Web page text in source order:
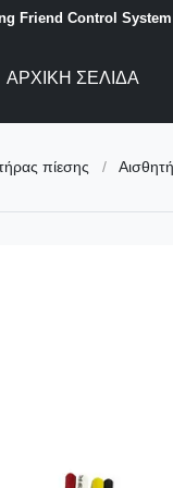
Friend Control
ΑΡΧΙΚΉ ΣΕΛΊΔΑ
πίεσης /